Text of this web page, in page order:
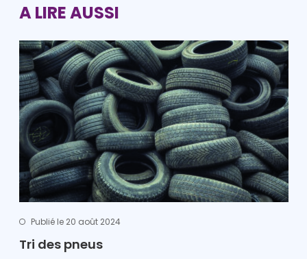
A LIRE AUSSI
Publié le 20 août 2024
Tri des pneus